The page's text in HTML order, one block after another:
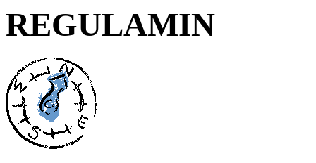
REGULAMIN